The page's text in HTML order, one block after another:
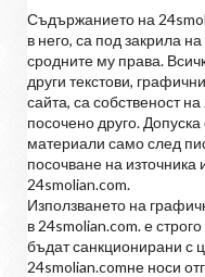
Съдържанието на
в него, са под закрила
сродните му права.
други текстови,
сайта, са собственост
посочено друго.
материали само след
посочване на
24smolian.com.
Използването на
в 24smolian.com. е
бъдат санкционирани с
24smolian.comне носи